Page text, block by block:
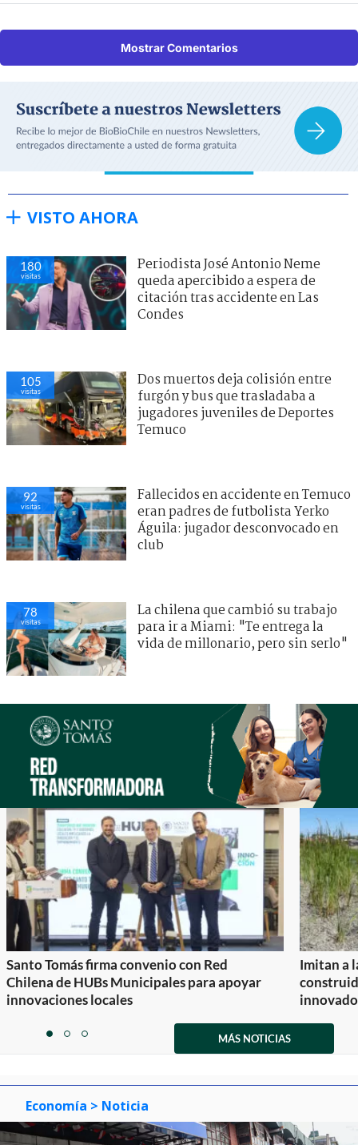
Mostrar Comentarios
VISTO AHORA
180
visitas
Periodista José Antonio Neme
queda apercibido a espera de
citación tras accidente en Las
Condes
105
visitas
Dos muertos deja colisión entre
furgón y bus que trasladaba a
jugadores juveniles de Deportes
Temuco
92
visitas
Fallecidos en accidente en Temuco
eran padres de futbolista Yerko
Águila: jugador desconvocado en
club
78
visitas
La chilena que cambió su trabajo
para ir a Miami: "Te entrega la
vida de millonario, pero sin serlo"
Santo Tomás firma convenio con Red
Chilena de HUBs Municipales para apoyar
innovaciones locales
Imitan a
itemitemitem
MÁS NOTICIAS
Economía > Noticia